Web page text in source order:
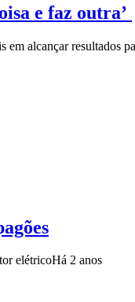
e faz outra’
em alcançar resultados
elétricoHá 2 anos